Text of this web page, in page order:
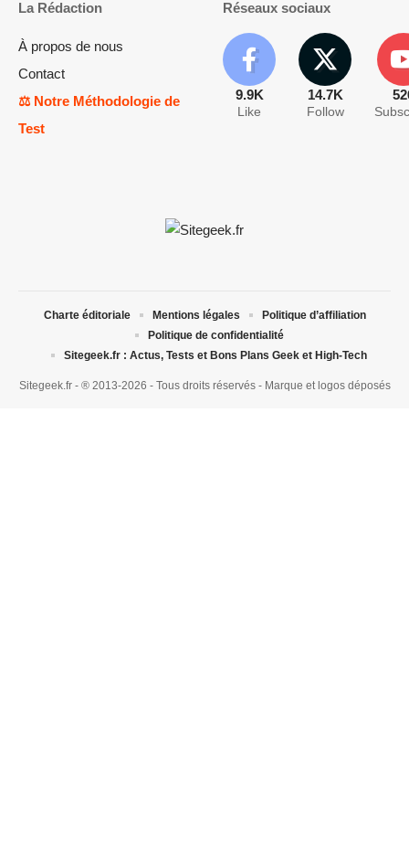
La Rédaction
À propos de nous
Contact
⚖️ Notre Méthodologie de
Test
Réseaux sociaux
9.9K
Like
14.7K
Follow
Sitegeek.fr - ® 2013-2026 - Tous droits réservés - Marque et logos déposés
Charte éditoriale Mentions légales
Politique d’affiliation
Politique de confidentialité
Sitegeek.fr : Actus, Tests et Bons Plans Geek et High-Tech